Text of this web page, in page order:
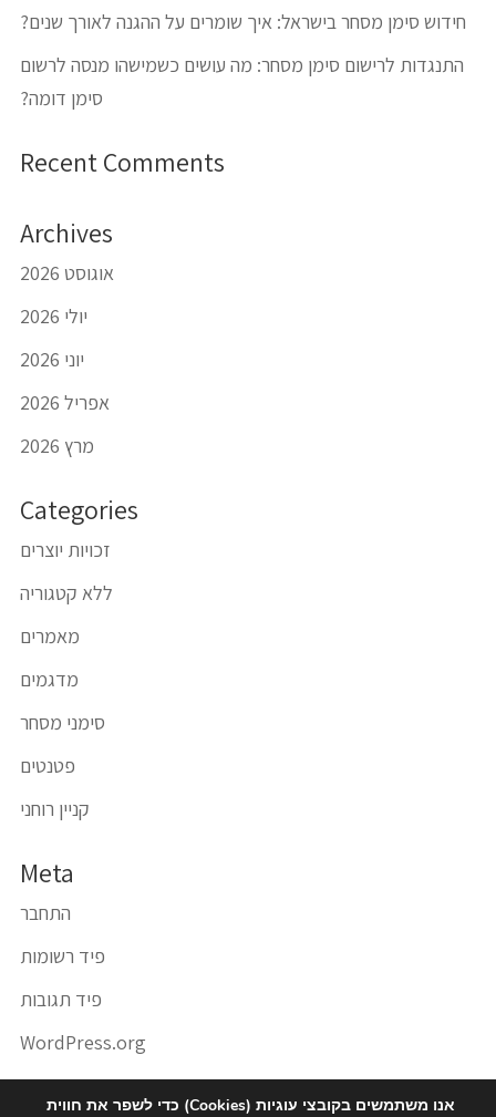
חידוש סימן מסחר בישראל: איך שומרים על ההגנה לאורך שנים?
התנגדות לרישום סימן מסחר: מה עושים כשמישהו מנסה לרשום
סימן דומה?
Recent Comments
Archives
אוגוסט 2026
יולי 2026
יוני 2026
אפריל 2026
מרץ 2026
Categories
זכויות יוצרים
ללא קטגוריה
מאמרים
מדגמים
סימני מסחר
פטנטים
קניין רוחני
Meta
התחבר
פיד רשומות
פיד תגובות
WordPress.org
אנו משתמשים בקובצי עוגיות (Cookies) כדי לשפר את חווית